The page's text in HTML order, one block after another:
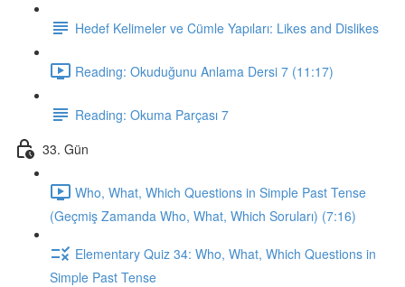
Hedef Kelimeler ve Cümle Yapıları: Likes and Dislikes
Reading: Okuduğunu Anlama Dersi 7 (11:17)
Reading: Okuma Parçası 7
33. Gün
Who, What, Which Questions in Simple Past Tense
(Geçmiş Zamanda Who, What, Which Soruları) (7:16)
Elementary Quiz 34: Who, What, Which Questions in
Simple Past Tense